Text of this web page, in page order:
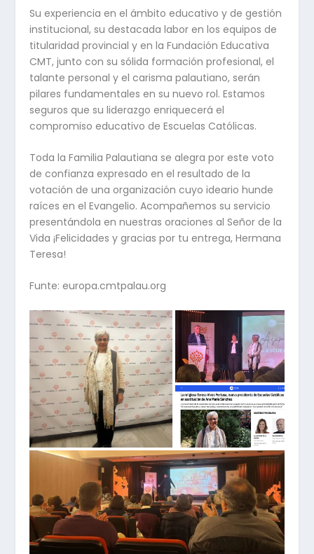
Su experiencia en el ámbito educativo y de gestión
institucional, su destacada labor en los equipos de
titularidad provincial y en la Fundación Educativa
CMT, junto con su sólida formación profesional, el
talante personal y el carisma palautiano, serán
pilares fundamentales en su nuevo rol. Estamos
seguros que su liderazgo enriquecerá el
compromiso educativo de Escuelas Católicas.
Toda la Familia Palautiana se alegra por este voto
de confianza expresado en el resultado de la
votación de una organización cuyo ideario hunde
raíces en el Evangelio. Acompañemos su servicio
presentándola en nuestras oraciones al Señor de la
Vida ¡Felicidades y gracias por tu entrega, Hermana
Teresa!
Funte: europa.cmtpalau.org